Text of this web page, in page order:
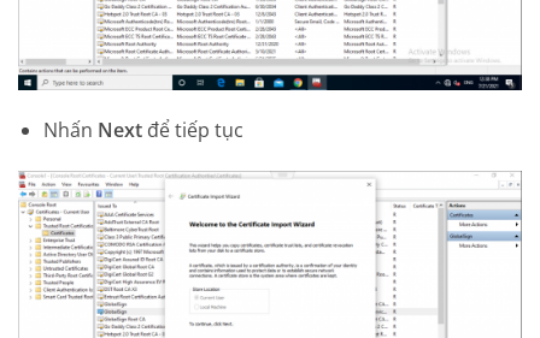
Nhấn Nextđể tiếp tục